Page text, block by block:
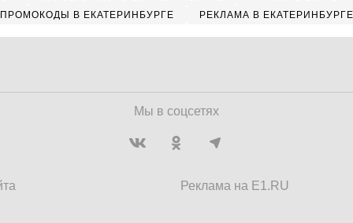
ПРОМОКОДЫ В ЕКАТЕРИНБУРГЕ
РЕКЛАМА В ЕКАТЕРИНБУРГЕ
Мы в соцсетях
Реклама на E1.RU